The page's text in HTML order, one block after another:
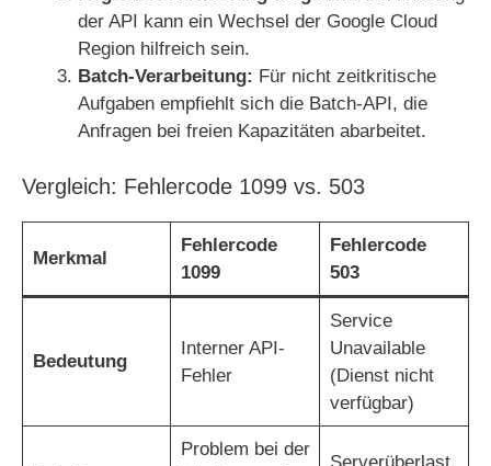
d
e
der API kann ein Wechsel der Google Cloud
Region hilfreich sein.
Batch-Verarbeitung: Für nicht zeitkritische
Aufgaben empfiehlt sich die Batch-API, die
Anfragen bei freien Kapazitäten abarbeitet.
Vergleich: Fehlercode 1099 vs. 503
Merkmal
Fehlercode
1099
Fehlercode
503
Bedeutung
Interner API-
Fehler
Service
Unavailable
(Dienst nicht
verfügbar)
Problem bei der